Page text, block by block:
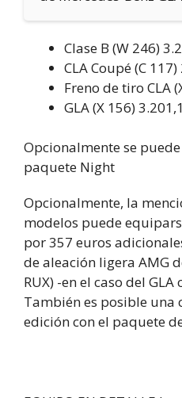
Clase B (W 246)
CLA Coupé (C
Freno de tiro CLA
GLA (X 156)
Opcionalmente se
paquete Night
Opcionalmente, la
modelos puede
por 357 euros
de aleación ligera AMG
RUX) -en el caso del GLA
También es posible una
edición con el paquete